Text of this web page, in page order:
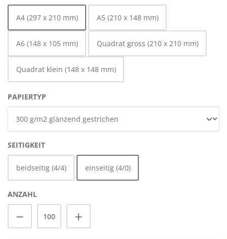
A4 (297 x 210 mm) A5 (210 x 148 mm)
A6 (148 x 105 mm) Quadrat gross (210 x 210 mm)
Quadrat klein (148 x 148 mm)
PAPIERTYP
SEITIGKEITAUSWÄHLEN
beidseitig (4/4) einseitig (4/0)
ANZAHL
Produkt Anzahl: Gib den gewünschten